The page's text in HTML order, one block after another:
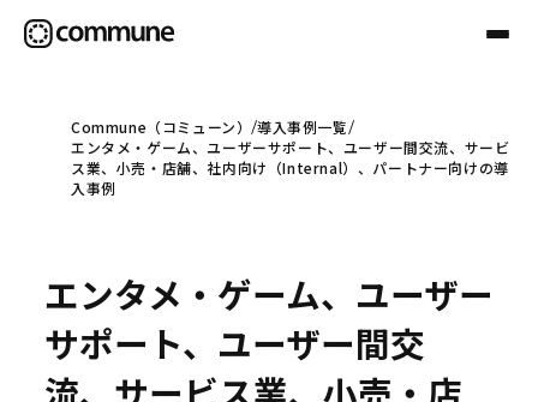
Communeについて
事例
Commune（コミューン）
導入事例一覧
エンタメ・ゲーム、ユーザーサポート、ユーザー間交流、サービ
ス業、小売・店舗、社内向け（Internal）、パートナー向けの導
入事例
エンタメ・ゲーム、ユーザー
サポート、ユーザー間交
流、サービス業、小売・店